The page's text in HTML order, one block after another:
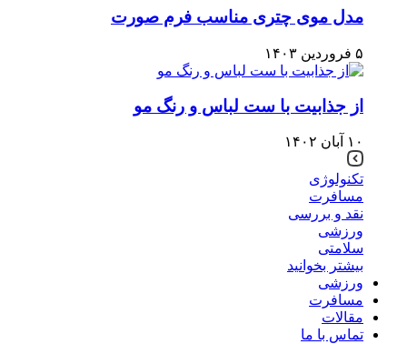
مدل موی چتری مناسب فرم صورت
۵ فروردین ۱۴۰۳
از جذابیت با ست لباس و رنگ مو
۱۰ آبان ۱۴۰۲
تکنولوژی
مسافرت
نقد و بررسی
ورزشی
سلامتی
بیشتر بخوانید
ورزشی
مسافرت
مقالات
تماس با ما